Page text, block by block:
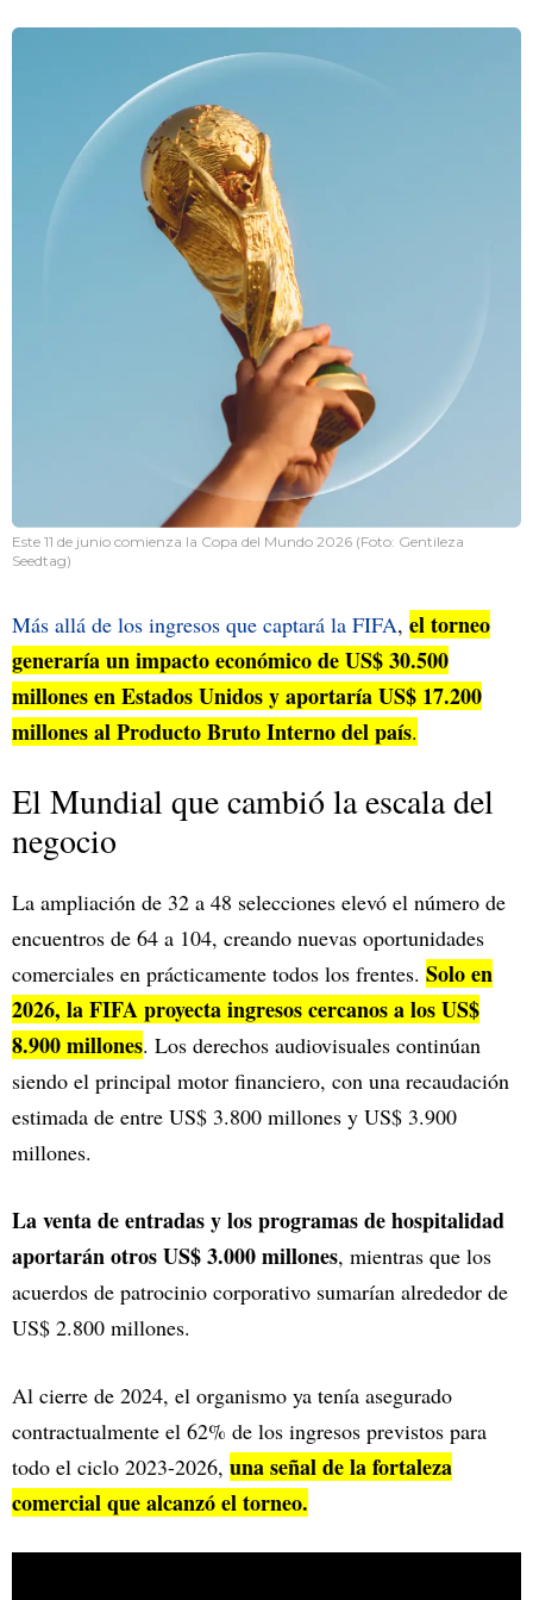
Este 11 de junio comienza la Copa del Mundo 2026 (Foto: Gentileza
Seedtag)
Más allá de los ingresos que captará la FIFA, el torneo
generaría un impacto económico de US$ 30.500
millones en Estados Unidos y aportaría US$ 17.200
millones al Producto Bruto Interno del país.
El Mundial que cambió la escala del
negocio
La ampliación de 32 a 48 selecciones elevó el número de
encuentros de 64 a 104, creando nuevas oportunidades
comerciales en prácticamente todos los frentes. Solo en
2026, la FIFA proyecta ingresos cercanos a los US$
8.900 millones. Los derechos audiovisuales continúan
siendo el principal motor financiero, con una recaudación
estimada de entre US$ 3.800 millones y US$ 3.900
millones.
La venta de entradas y los programas de hospitalidad
aportarán otros US$ 3.000 millones, mientras que los
acuerdos de patrocinio corporativo sumarían alrededor de
US$ 2.800 millones.
Al cierre de 2024, el organismo ya tenía asegurado
contractualmente el 62% de los ingresos previstos para
todo el ciclo 2023-2026, una señal de la fortaleza
comercial que alcanzó el torneo.